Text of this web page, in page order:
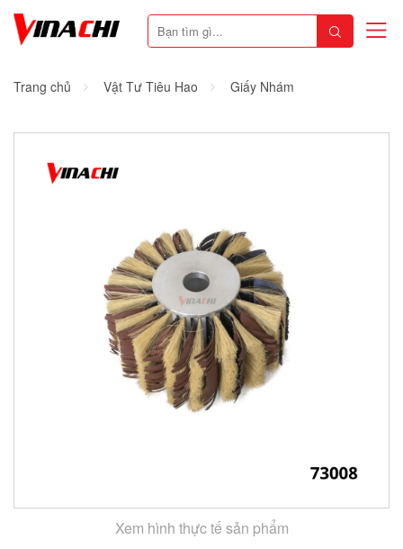
Trang chủ Vật Tư Tiêu Hao Giấy Nhám
Xem hình thực tế sản phẩm